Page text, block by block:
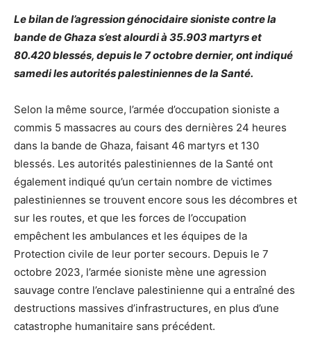
Le bilan de l’agression génocidaire sioniste contre la
bande de Ghaza s’est alourdi à 35.903 martyrs et
80.420 blessés, depuis le 7 octobre dernier, ont indiqué
samedi les autorités palestiniennes de la Santé.
Selon la même source, l’armée d’occupation sioniste a
commis 5 massacres au cours des dernières 24 heures
dans la bande de Ghaza, faisant 46 martyrs et 130
blessés. Les autorités palestiniennes de la Santé ont
également indiqué qu’un certain nombre de victimes
palestiniennes se trouvent encore sous les décombres et
sur les routes, et que les forces de l’occupation
empêchent les ambulances et les équipes de la
Protection civile de leur porter secours. Depuis le 7
octobre 2023, l’armée sioniste mène une agression
sauvage contre l’enclave palestinienne qui a entraîné des
destructions massives d’infrastructures, en plus d’une
catastrophe humanitaire sans précédent.